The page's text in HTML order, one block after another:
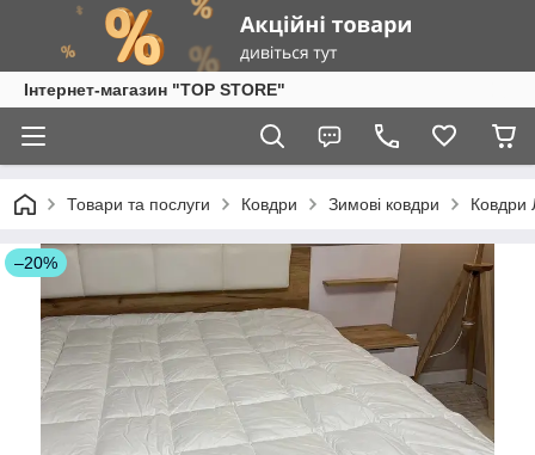
Інтернет-магазин "TOP STORE"
Товари та послуги Ковдри Зимові ковдри Ковдри
–20%